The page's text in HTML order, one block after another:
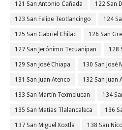
121 San Antonio Cañada 122 San
123 San Felipe Teotlancingo 124
125 San Gabriel Chilac 126 San
127 San Jerónimo Tecuanipan 128
129 San José Chiapa 130 San José
131 San Juan Atenco 132 San Juan
133 San Martín Texmelucan 134
135 San Matías Tlalancaleca 136
137 San Miguel Xoxtla 138 San